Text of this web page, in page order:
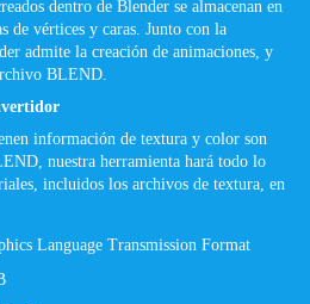
dentro de Blender se almacenan en
de vértices y caras. Junto con la
admite la creación de animaciones, y
BLEND.
información de textura y color son
nuestra herramienta hará todo lo
incluidos los archivos de textura, en
Language Transmission Format